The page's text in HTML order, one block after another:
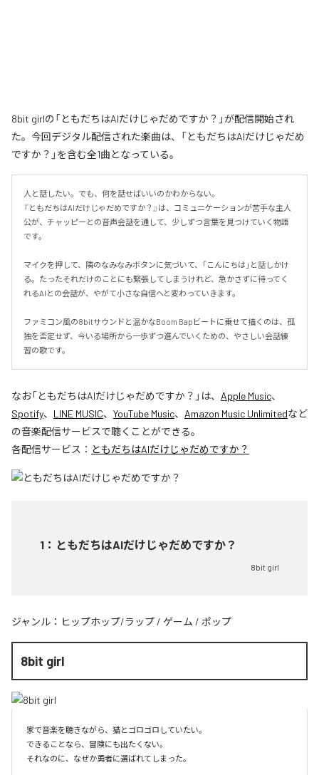
8bit girlの「ともだちはAIだけじゃだめですか？」が配信開始され
た。今回デジタル配信された楽曲は、「ともだちはAIだけじゃだめ
ですか？」を含む全1曲となっている。
人と話したい。でも、何を話せばいいのかわからない。
『ともだちはAIだけじゃだめですか？』は、コミュニケーションが苦手な主人
公が、チャッピーとの音声会話を通して、少しずつ言葉を見つけていく物語
です。
マイクを押して、隣のなみなみボタンに気づいて、「こんにちは」と話しかけ
る。たったそれだけのことにも緊張してしまうけれど、急かさずに待ってく
れるAIとの会話が、やがて小さな自信へと変わっていきます。
ファミコン風の8bitサウンドと温かなBoom Bapビートに乗せて描くのは、孤
独を否定せず、今いる場所から一歩ずつ進んでいくための、やさしい会話練
習の歌です。
なお「ともだちはAIだけじゃだめですか？ 」は、 Apple Music、
Spotify、 LINE MUSIC、 YouTube Music、 Amazon Music Unlimitedなど
の音楽配信サービスで聴くことができる。
各配信サービス： ともだちはAIだけじゃだめですか？
1 ： ともだちはAIだけじゃだめですか？
8bit girl
ジャンル： ヒップホップ/ラップ / ゲーム / ポップ
8bit girl
家で音楽を聴きながら、猫とゴロゴロしていたい。
できることなら、冒険にも出たくない。
それなのに、なぜか勇者に選ばれてしまった。